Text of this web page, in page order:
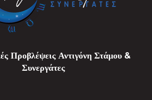
Προβλέψεις Αντιγόνη Στάμου &
Συνεργάτες